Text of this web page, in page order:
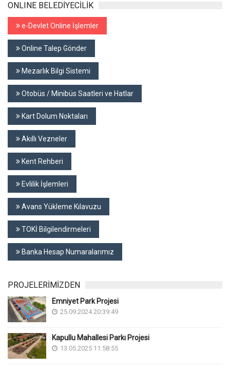
ONLINE BELEDİYECİLİK
e-Devlet Online İşlemler
Online Talep Gönder
Mezarlık Bilgi Sistemi
Otobüs / Minibüs Saatleri ve Hatlar
Kart Dolum Noktaları
Akıllı Vezneler
Kent Rehberi
Evlilik İşlemleri
Avans Yükleme Kılavuzu
TOKİ Bilgilendirmeleri
Banka Hesap Numaralarımız
PROJELERİMİZDEN
Emniyet Park Projesi
25.09.2024 20:39:49
Kapullu Mahallesi Parkı Projesi
13.05.2025 11:58:55